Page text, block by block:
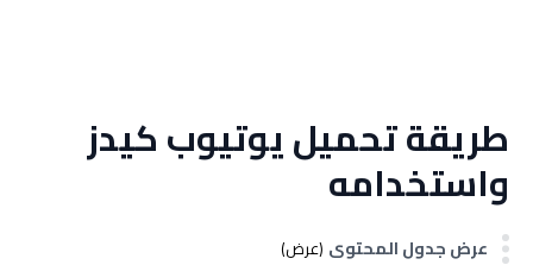
طريقة تحميل يوتيوب كيدز
واستخدامه
عرض جدول المحتوى (عرض)